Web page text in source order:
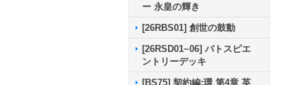
ー 永皇の輝き
[26RBS01] 創世の鼓動
[26RSD01~06] バトスピエ
ントリーデッキ
[BS75] 契約編:環 第4章 英